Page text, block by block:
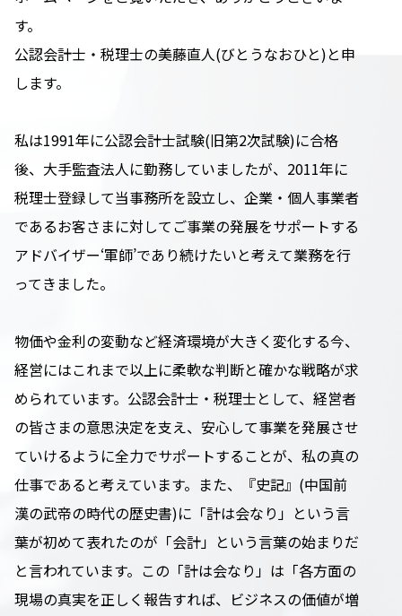
す。
公認会計士・税理士の美藤直人(びとうなおひと)と申
します。
私は1991年に公認会計士試験(旧第2次試験)に合格
後、大手監査法人に勤務していましたが、2011年に
税理士登録して当事務所を設立し、企業・個人事業者
であるお客さまに対してご事業の発展をサポートする
アドバイザー‘軍師’であり続けたいと考えて業務を行
ってきました。
物価や金利の変動など経済環境が大きく変化する今、
経営にはこれまで以上に柔軟な判断と確かな戦略が求
められています。公認会計士・税理士として、経営者
の皆さまの意思決定を支え、安心して事業を発展させ
ていけるように全力でサポートすることが、私の真の
仕事であると考えています。また、『史記』(中国前
漢の武帝の時代の歴史書)に「計は会なり」という言
葉が初めて表れたのが「会計」という言葉の始まりだ
と言われています。この「計は会なり」は「各方面の
現場の真実を正しく報告すれば、ビジネスの価値が増